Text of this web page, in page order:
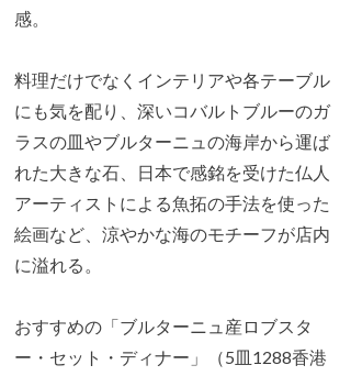
感。
料理だけでなくインテリアや各テーブル
にも気を配り、深いコバルトブルーのガ
ラスの皿やブルターニュの海岸から運ば
れた大きな石、日本で感銘を受けた仏人
アーティストによる魚拓の手法を使った
絵画など、涼やかな海のモチーフが店内
に溢れる。
おすすめの「ブルターニュ産ロブスタ
ー・セット・ディナー」（5皿1288香港